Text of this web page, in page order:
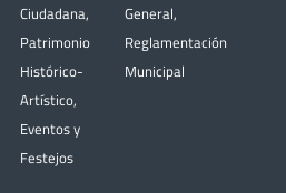
Ciudadana,
Patrimonio
Histórico-
Artístico,
Eventos y
Festejos
General,
Reglamentación
Municipal